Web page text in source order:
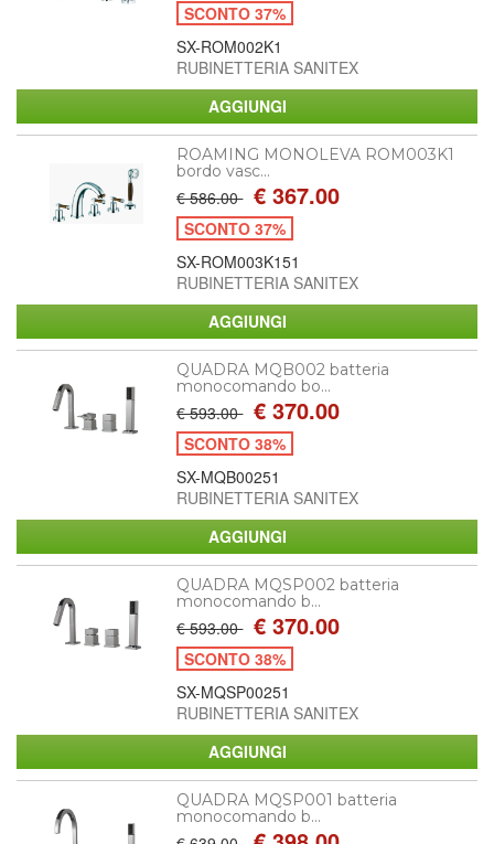
SCONTO 37%
SX-ROM002K1
RUBINETTERIA SANITEX
ROAMING MONOLEVA ROM003K1
bordo vasc...
€ 586.00 € 367.00
SCONTO 37%
SX-ROM003K151
RUBINETTERIA SANITEX
QUADRA MQB002 batteria
monocomando bo...
€ 593.00 € 370.00
SCONTO 38%
SX-MQB00251
RUBINETTERIA SANITEX
QUADRA MQSP002 batteria
monocomando b...
€ 593.00 € 370.00
SCONTO 38%
SX-MQSP00251
RUBINETTERIA SANITEX
QUADRA MQSP001 batteria
monocomando b...